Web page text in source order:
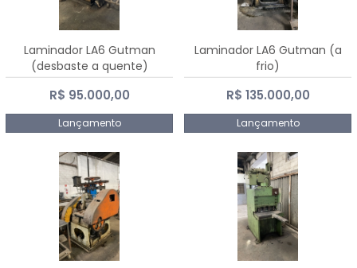
Laminador LA6 Gutman
(desbaste a quente)
R$ 95.000,00
Lançamento
Laminador LA6 Gutman (a
frio)
R$ 135.000,00
Lançamento